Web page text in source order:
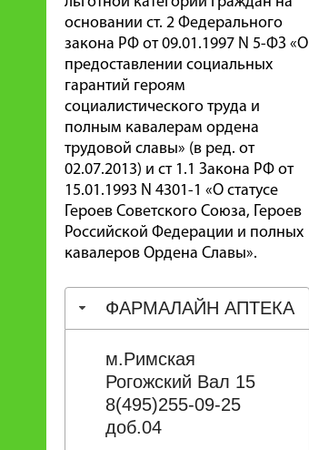
основании ст. 2 Федерального
закона РФ от 09.01.1997 N 5-ФЗ «О
предоставлении социальных
гарантий героям
социалистического труда и
полным кавалерам ордена
трудовой славы» (в ред. от
02.07.2013) и ст 1.1 Закона РФ от
15.01.1993 N 4301-1 «О статусе
Героев Советского Союза, Героев
Российской Федерации и полных
кавалеров Ордена Славы».
ФАРМАЛАЙН АПТЕКА
м.Римская
Рогожский Вал 15
8(495)255-09-25
доб.04